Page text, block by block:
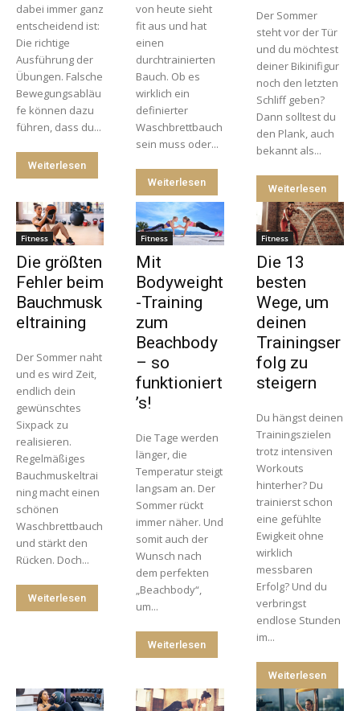
dabei immer ganz
entscheidend ist:
Die richtige
Ausführung der
Übungen. Falsche
Bewegungsabläu
fe können dazu
führen, dass du...
Weiterlesen
von heute sieht
fit aus und hat
einen
durchtrainierten
Bauch. Ob es
wirklich ein
definierter
Waschbrettbauch
sein muss oder...
Weiterlesen
Der Sommer
steht vor der Tür
und du möchtest
deiner Bikinifigur
noch den letzten
Schliff geben?
Dann solltest du
den Plank, auch
bekannt als...
Weiterlesen
Fitness
Die größten
Fehler beim
Bauchmusk
eltraining
Der Sommer naht
und es wird Zeit,
endlich dein
gewünschtes
Sixpack zu
realisieren.
Regelmäßiges
Bauchmuskeltrai
ning macht einen
schönen
Waschbrettbauch
und stärkt den
Rücken. Doch...
Weiterlesen
Fitness
Mit
Bodyweight
-Training
zum
Beachbody
– so
funktioniert
’s!
Die Tage werden
länger, die
Temperatur steigt
langsam an. Der
Sommer rückt
immer näher. Und
somit auch der
Wunsch nach
dem perfekten
„Beachbody“,
um...
Weiterlesen
Fitness
Die 13
besten
Wege, um
deinen
Trainingser
folg zu
steigern
Du hängst deinen
Trainingszielen
trotz intensiven
Workouts
hinterher? Du
trainierst schon
eine gefühlte
Ewigkeit ohne
wirklich
messbaren
Erfolg? Und du
verbringst
endlose Stunden
im...
Weiterlesen